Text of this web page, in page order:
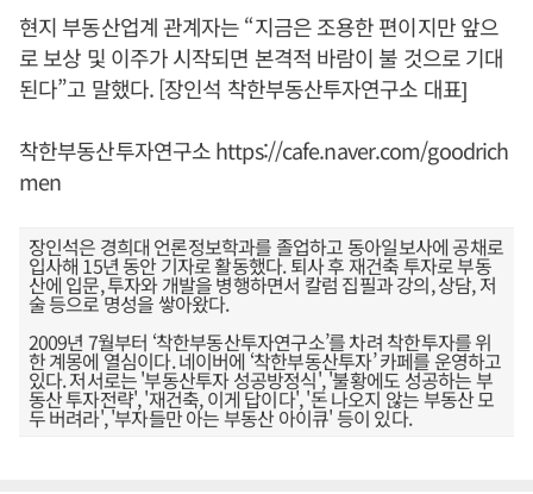
현지 부동산업계 관계자는 “지금은 조용한 편이지만 앞으
로 보상 및 이주가 시작되면 본격적 바람이 불 것으로 기대
된다”고 말했다. [장인석 착한부동산투자연구소 대표]
착한부동산투자연구소 https://cafe.naver.com/goodrich
men
장인석은 경희대 언론정보학과를 졸업하고 동아일보사에 공채로
입사해 15년 동안 기자로 활동했다. 퇴사 후 재건축 투자로 부동
산에 입문, 투자와 개발을 병행하면서 칼럼 집필과 강의, 상담, 저
술 등으로 명성을 쌓아왔다.
2009년 7월부터 ‘착한부동산투자연구소’를 차려 착한투자를 위
한 계몽에 열심이다. 네이버에 ‘착한부동산투자’ 카페를 운영하고
있다. 저서로는 '부동산투자 성공방정식', '불황에도 성공하는 부
동산 투자전략', '재건축, 이게 답이다', '돈 나오지 않는 부동산 모
두 버려라', '부자들만 아는 부동산 아이큐' 등이 있다.